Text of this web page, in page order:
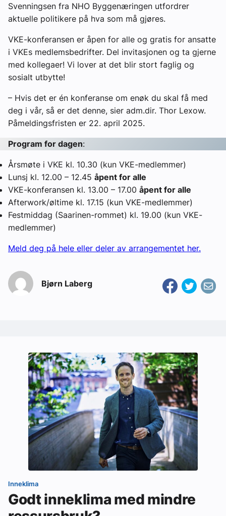
Svenningsen fra NHO Byggenæringen utfordrer
aktuelle politikere på hva som må gjøres.
VKE-konferansen er åpen for alle og gratis for ansatte
i VKEs medlemsbedrifter. Del invitasjonen og ta gjerne
med kollegaer! Vi lover at det blir stort faglig og
sosialt utbytte!
– Hvis det er én konferanse om enøk du skal få med
deg i vår, så er det denne, sier adm.dir. Thor Lexow.
Påmeldingsfristen er 22. april 2025.
Program for dagen:
Årsmøte i VKE kl. 10.30 (kun VKE-medlemmer)
Lunsj kl. 12.00 – 12.45 åpent for alle
VKE-konferansen kl. 13.00 – 17.00 åpent for alle
Afterwork/øltime kl. 17.15 (kun VKE-medlemmer)
Festmiddag (Saarinen-rommet) kl. 19.00 (kun VKE-
medlemmer)
Meld deg på hele eller deler av arrangementet her.
Bjørn Laberg
Inneklima
Godt inneklima med mindre